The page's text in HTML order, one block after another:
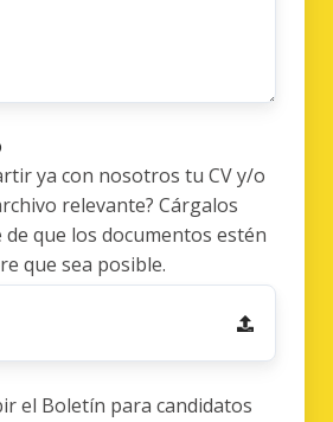
ya con nosotros tu CV y/o
relevante? Cárgalos
de que los documentos estén
que sea posible.
el Boletín para candidatos